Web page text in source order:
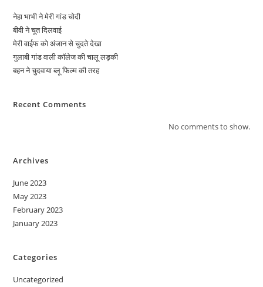
नेहा भाभी ने मेरी गांड चोदी
बीवी ने चूत दिलवाई
मेरी वाईफ को अंजान से चुदते देखा
गुलाबी गांड वाली कॉलेज की चालू लड़की
बहन ने चुदवाया ब्लू फिल्म की तरह
Recent Comments
No comments to show.
Archives
June 2023
May 2023
February 2023
January 2023
Categories
Uncategorized